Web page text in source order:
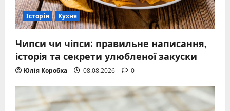
Історія Кухня
Чипси чи чіпси: правильне написання,
історія та секрети улюбленої закуски
Юлія Коробка 08.08.2026 0